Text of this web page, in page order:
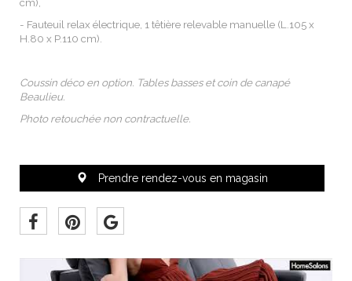
- Fauteuil relax électrique, 1 têtière relevable manuelle (L.105 x
H.80 x P.110 cm).
Coussin déco en option. Tables basses et coin de canapé
Beaulieu.
Photo retouchée non contractuelle.
Prendre rendez-vous en magasin